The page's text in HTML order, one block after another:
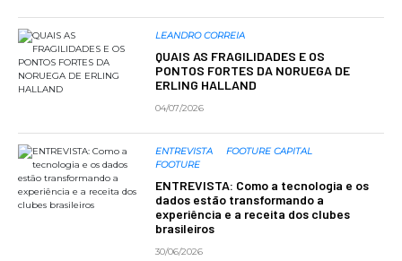
LEANDRO CORREIA
QUAIS AS FRAGILIDADES E OS
PONTOS FORTES DA NORUEGA DE
ERLING HALLAND
04/07/2026
ENTREVISTA
FOOTURE CAPITAL
FOOTURE
ENTREVISTA: Como a tecnologia e os
dados estão transformando a
experiência e a receita dos clubes
brasileiros
30/06/2026